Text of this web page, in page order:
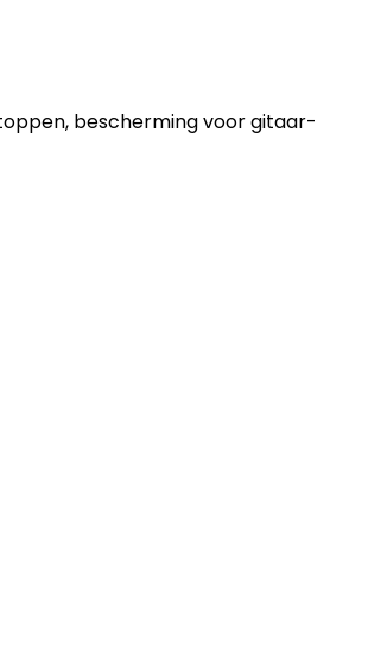
bescherming voor gitaar-